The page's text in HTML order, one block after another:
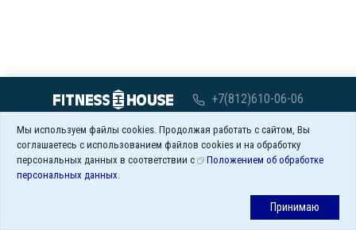
+7(812)610-06-06
Заказать обратный звонок
Сервис и Юридическая информация
© 2007-2026 Fitness House. Все права защищены.
Мы используем файлы cookies. Продолжая работать с сайтом, Вы
соглашаетесь с использованием файлов cookies и на обработку
персональных данных в соответствии с
Положением об обработке
персональных данных.
Принимаю